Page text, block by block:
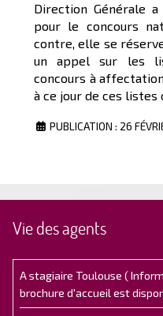
Direction Générale
pour le concours
contre, elle se
un appel sur les
concours à
à ce jour de ces
PUBLICATION : 26
Vie des agents
A stagiaire Toulouse (
brochure d'accueil est